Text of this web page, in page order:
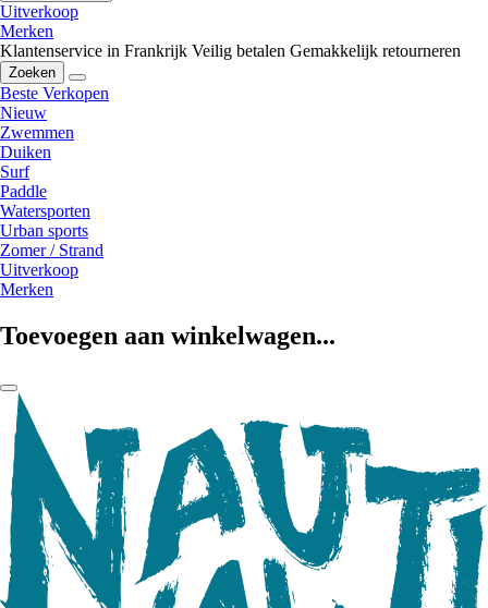
Uitverkoop
Merken
Klantenservice in Frankrijk Veilig betalen Gemakkelijk retourneren
Zoeken
Beste Verkopen
Nieuw
Zwemmen
Duiken
Surf
Paddle
Watersporten
Urban sports
Zomer / Strand
Uitverkoop
Merken
Toevoegen aan winkelwagen...